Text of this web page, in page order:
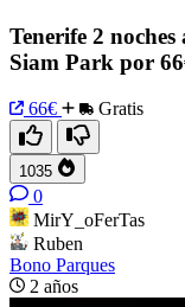
Tenerife 2
Siam Park por
66€ Gratis
1035
0
MirY_oFerTas
Ruben
Bono Parques
2 años